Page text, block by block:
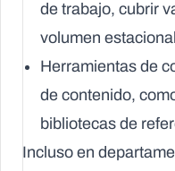
de trabajo, cubrir
volumen
Herramientas de
de contenido,
bibliotecas de
Incluso en